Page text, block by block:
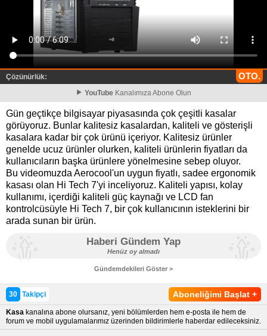
Çözünürlük: OTO.
YouTube Kanalımıza Abone Olun
Gün geçtikçe bilgisayar piyasasında çok çeşitli kasalar
görüyoruz. Bunlar kalitesiz kasalardan, kaliteli ve gösterişli
kasalara kadar bir çok ürünü içeriyor. Kalitesiz ürünler
genelde ucuz ürünler olurken, kaliteli ürünlerin fiyatları da
kullanıcıların başka ürünlere yönelmesine sebep oluyor.
Bu videomuzda Aerocool'un uygun fiyatlı, sadee ergonomik
kasası olan Hi Tech 7'yi inceliyoruz. Kaliteli yapısı, kolay
kullanımı, içerdiği kaliteli güç kaynağı ve LCD fan
kontrolcüsüyle Hi Tech 7, bir çok kullanıcının isteklerini bir
arada sunan bir ürün.
Haberi Gündem Yap
Henüz oy almadı
Gündemdekileri Göster >
Aboneliğimi Başlat +
30 Takipçi
Kasa kanalına abone olursanız, yeni bölümlerden hem e-posta ile hem de
forum ve mobil uygulamalarımız üzerinden bildirimlerle haberdar edileceksiniz.